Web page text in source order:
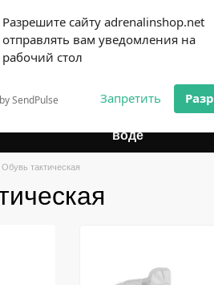
Разрешите сайту adrenalinshop.net
отправлять вам уведомления на
рабочий стол
SendPulse Запретить
Эксперт твоего отдыха
воде
Обувь тактическая